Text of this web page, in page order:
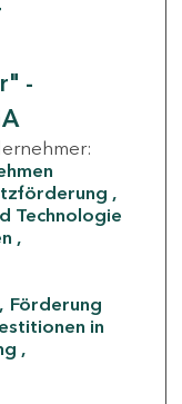
-
Technologie
Förderung
in